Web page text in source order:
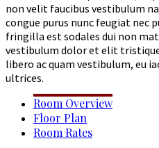
non velit faucibus vestibulum
congue purus nunc feugiat nec
fringilla est sodales dui non
vestibulum dolor et elit
libero ac quam vestibulum, eu
ultrices.
Room Overview
Floor Plan
Room Rates